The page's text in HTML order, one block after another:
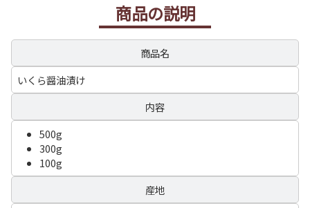
商品の説明
商品名
いくら醤油漬け
内容
500g
300g
100g
産地